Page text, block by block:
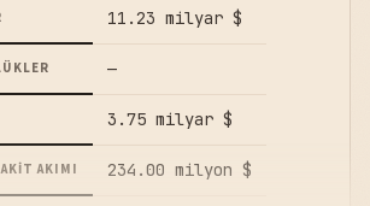
11.23 milyar $
—
3.75 milyar $
AKIMI 234.00 milyon $